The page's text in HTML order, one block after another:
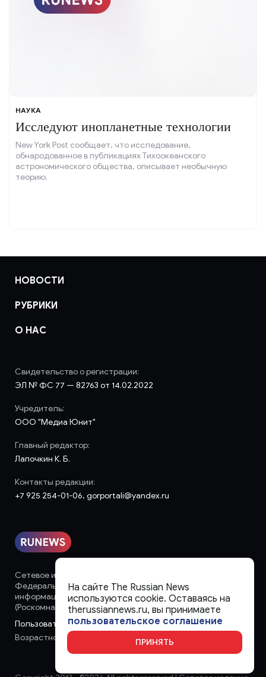
НАУКА
Исследуют инопланетные технологии
New York Post сообщает, что исследование,
обнародованное в публикациях Тихоокеанского
астрономического общества, описывает необычную
теорию.
НОВОСТИ
РУБРИКИ
О НАС
Сетевое издание «runews» (18+) зарегистрировано в
Федеральной службе по надзору в сфере связи,
информационных технологий и массовых коммуникаций
(Роскомнадзор)
Пользовательское соглашение
Возрастное ограничение:
Свидетельство о регистрации:
ЭЛ № ФС 77 — 82763 от 14.02.2022
Учредитель:
ООО "Медиа Юнит"
Главный редактор:
Лапочкин К. Б.
Контакты редакции:
+7 925 254-01-06, gorportali@yandex.ru
На сайте The Russian News
используются cookie. Оставаясь на
therussiannews.ru, вы принимаете
пользовательское соглашение
ПРИНЯТЬ